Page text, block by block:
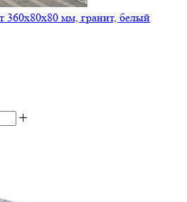
360х80х80 мм, гранит, белый